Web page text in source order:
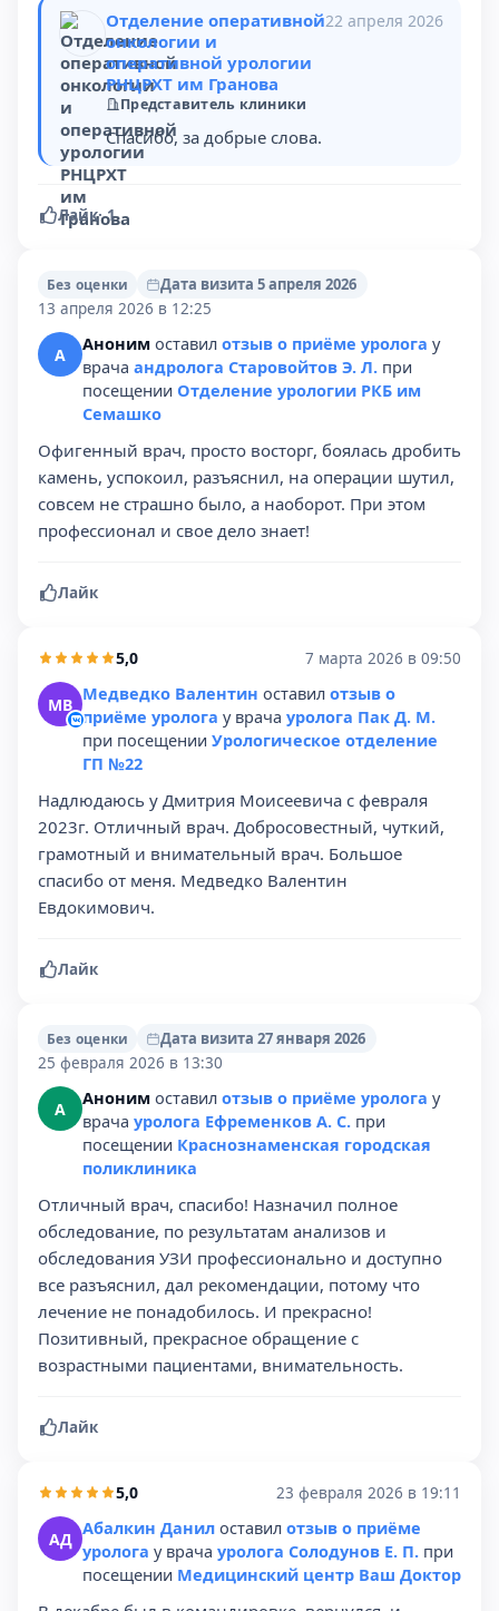
Отделение оперативной
онкологии и
оперативной урологии
РНЦРХТ им Гранова
Представитель клиники
22 апреля 2026
Спасибо, за добрые слова.
Лайк·1
Без оценки
Дата визита 5 апреля 2026
13 апреля 2026 в 12:25
А Аноним оставил отзыв о приёме уролога у
врача андролога Старовойтов Э. Л. при
посещении Отделение урологии РКБ им
Семашко
Офигенный врач, просто восторг, боялась дробить
камень, успокоил, разъяснил, на операции шутил,
совсем не страшно было, а наоборот. При этом
профессионал и свое дело знает!
Лайк
5,0 7 марта 2026 в 09:50
МВ Медведко Валентин оставил отзыв о
приёме уролога у врача уролога Пак Д. М.
при посещении Урологическое отделение
ГП №22
Надлюдаюсь у Дмитрия Моисеевича с февраля
2023г. Отличный врач. Добросовестный, чуткий,
грамотный и внимательный врач. Большое
спасибо от меня. Медведко Валентин
Евдокимович.
Лайк
Без оценки
Дата визита 27 января 2026
25 февраля 2026 в 13:30
А Аноним оставил отзыв о приёме уролога у
врача уролога Ефременков А. С. при
посещении Краснознаменская городская
поликлиника
Отличный врач, спасибо! Назначил полное
обследование, по результатам анализов и
обследования УЗИ профессионально и доступно
все разъяснил, дал рекомендации, потому что
лечение не понадобилось. И прекрасно!
Позитивный, прекрасное обращение с
возрастными пациентами, внимательность.
Лайк
5,0 23 февраля 2026 в 19:11
АД Абалкин Данил оставил отзыв о приёме
уролога у врача уролога Солодунов Е. П. при
посещении Медицинский центр Ваш Доктор